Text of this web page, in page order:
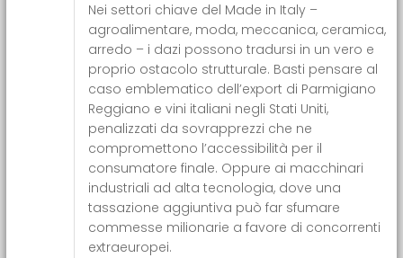
Nei settori chiave del Made in Italy –
agroalimentare, moda, meccanica, ceramica,
arredo – i dazi possono tradursi in un vero e
proprio ostacolo strutturale. Basti pensare al
caso emblematico dell’export di Parmigiano
Reggiano e vini italiani negli Stati Uniti,
penalizzati da sovrapprezzi che ne
compromettono l’accessibilità per il
consumatore finale. Oppure ai macchinari
industriali ad alta tecnologia, dove una
tassazione aggiuntiva può far sfumare
commesse milionarie a favore di concorrenti
extraeuropei.